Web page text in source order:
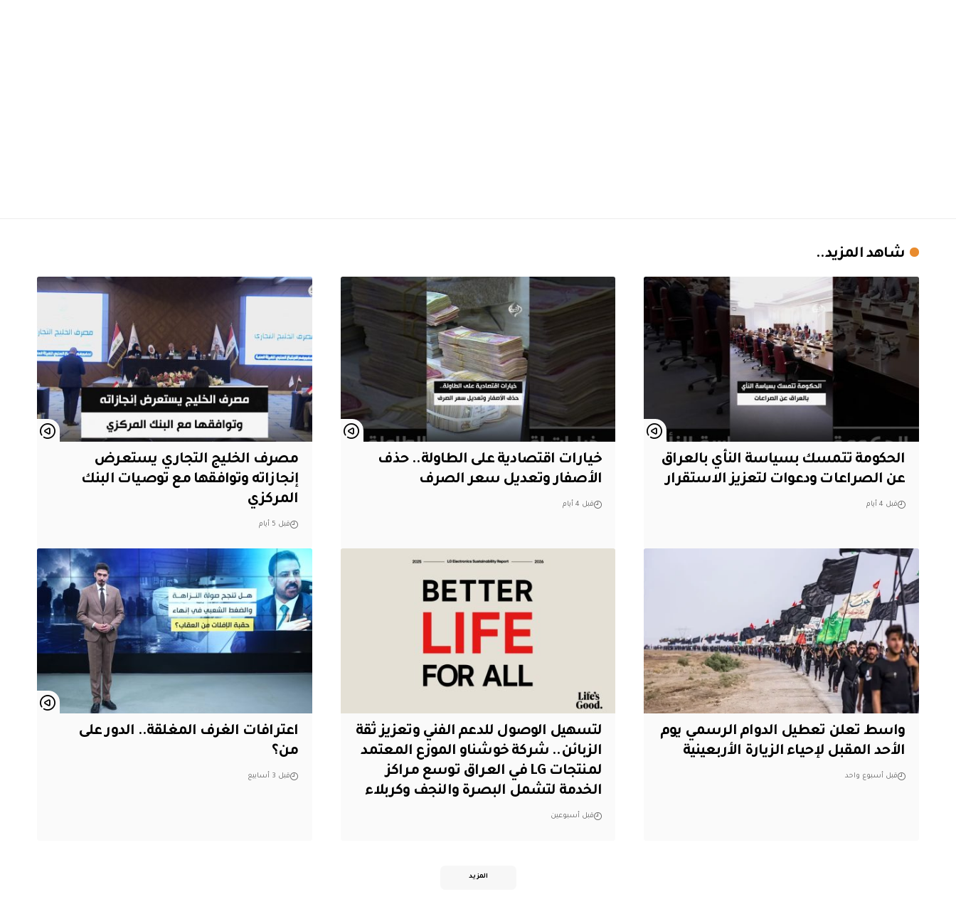
شاهد المزيد..
الحكومة تتمسك بسياسة النأي بالعراق
عن الصراعات ودعوات لتعزيز الاستقرار
قبل 4 أيام
خيارات اقتصادية على الطاولة.. حذف
الأصفار وتعديل سعر الصرف
قبل 4 أيام
مصرف الخليج التجاري يستعرض
إنجازاته وتوافقها مع توصيات البنك
المركزي
قبل 5 أيام
واسط تعلن تعطيل الدوام الرسمي يوم
الأحد المقبل لإحياء الزيارة الأربعينية
قبل أسبوع واحد
لتسهيل الوصول للدعم الفني وتعزيز ثقة
الزبائن.. شركة خوشناو الموزع المعتمد
لمنتجات LG في العراق توسع مراكز
الخدمة لتشمل البصرة والنجف وكربلاء
قبل أسبوعين
اعترافات الغرف المغلقة.. الدور على
من؟
قبل 3 أسابيع
المزيد